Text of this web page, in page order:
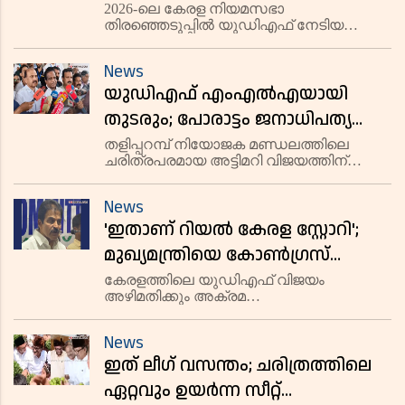
ഈ വിജയം; മുഖ്യമന്ത്രിയെ
ഹൈക്കമാൻ്റ് തീരുമാനിക്കും: കെ
സി വേണുഗോപാൽ
2026-ലെ കേരള നിയമസഭാ
തിരഞ്ഞെടുപ്പിൽ യുഡിഎഫ് നേടിയ
തിരിച്ചടിയാണെന്ന് എഐസിസി ജനറൽ
സെക്രട്ടറി കെ സി വേണുഗോപാൽ എംപി.
ജനങ്ങളെ ജാതിയുടെയും മതത്തിൻ്റെ
News
യുഡിഎഫ് എംഎൽഎയായി
തുടരും; പോരാട്ടം ജനാധിപത്യ
മൂല്യങ്ങൾക്കായി; തളിപ്പറമ്പിലെ
വിജയം ചരിത്രമെന്ന് ടി കെ
ഗോവിന്ദൻ
തളിപ്പറമ്പ് നിയോജക മണ്ഡലത്തിലെ
ചരിത്രപരമായ അട്ടിമറി വിജയത്തിന്
നിയമസഭയിൽ യുഡിഎഫ്
എംഎൽഎയായി തന്നെ തുടരുമെന്നും
സിപിഎമ്മിനുള്ളിലെ
News
'ഇതാണ് റിയൽ കേരള സ്റ്റോറി';
മുഖ്യമന്ത്രിയെ കോൺഗ്രസ്
നേതൃത്വം തീരുമാനിക്കും;
വിജയത്തിന് പിന്നിൽ ഇന്ദിരാ
ഗ്യാരണ്ടിയെന്ന് കെ സി
വേണുഗോപാൽ
കേരളത്തിലെ യുഡിഎഫ് വിജയം
അഴിമതിക്കും അക്രമ
എഐസിസി ജനറൽ സെക്രട്ടറി കെ സി
വേണുഗോപാൽ എംപി. രാഹുൽ ഗാന്ധി
മുന്നോട്ടുവെച്ച 'ഇന്ദിരാ ഗ്യാരണ്ട
News
ഇത് ലീഗ് വസന്തം; ചരിത്രത്തിലെ
ഏറ്റവും ഉയർന്ന സീറ്റ്